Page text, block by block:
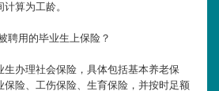
算为工龄。
聘用的毕业生上保险？
生办理社会保险，具体包括基本养老保
保险、工伤保险、生育保险，并按时足额